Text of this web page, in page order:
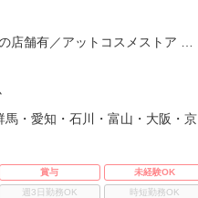
店舗有／アットコスメストア …
・愛知・石川・富山・大阪・京
賞与
未経験OK
週3日勤務OK
時短勤務OK